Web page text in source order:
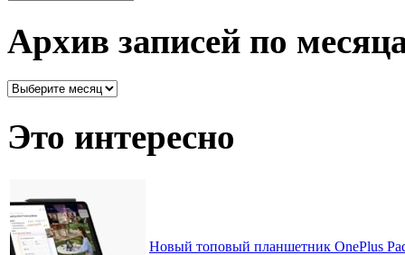
Архив записей по
Архив
месяцам
Это интересно
Новый топовый планшетник OnePlus